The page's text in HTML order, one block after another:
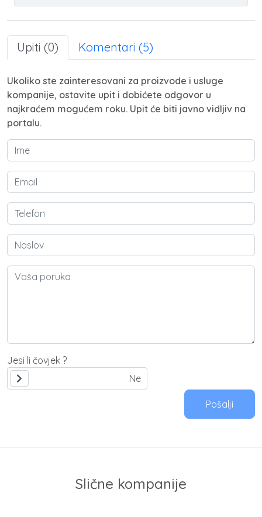
Upiti (0) Komentari (5)
Ukoliko ste zainteresovani za proizvode i usluge
kompanije, ostavite upit i dobićete odgovor u
najkraćem mogućem roku. Upit će biti javno vidljiv na
portalu.
Jesi li čovjek ?
Pošalji
Slične kompanije